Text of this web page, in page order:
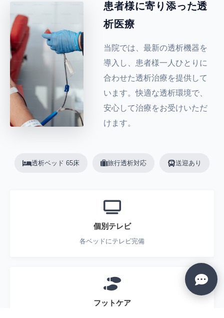
患者様に寄り添った透
析医療
当院では、最新の透析機器を
導入し、患者様一人ひとりに
合わせた透析治療を提供して
います。快適な透析環境で、
安心して治療をお受けいただ
けます。
透析ベッド 65床 旅行透析対応 送迎あり
個別テレビ
各ベッドにテレビ完備
フットケア